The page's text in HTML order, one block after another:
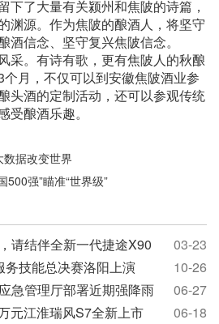
下了大量有关颍州和焦陂的诗篇，
渊源。作为焦陂的酿酒人，将坚守
酒信念、坚守复兴焦陂信念。
采。有诗有歌，更有焦陂人的秋酿
月，不仅可以到安徽焦陂酒业参
头酒的定制活动，还可以参观传统
酿酒乐趣。
据改变世界
500强”瞄准“世界级”
03-23
请结伴全新一代捷途X90
10-26
务技能总决赛洛阳上演
06-27
急管理厅部署近期强降雨
06-18
元江淮瑞风S7全新上市